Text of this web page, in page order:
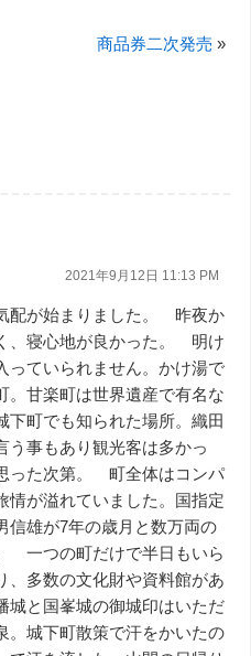
商品券二次発売 »
2021年9月12日 11:13 PM
配が始まりました。 昨夜か
、寝心地が良かった。 明け
っていられません。かけ湯で
甘楽町は世界遺産で有名な
町でも知られた場所。織田
う事もあり観光客は多かっ
った次第。 町全体はコンパ
情が溢れていました。国指定
信雄が7年の歳月と数万両の
一つの町だけで半日もいら
、多数の文化財や資料館があ
と国峯城の御城印はいただ
。城下町散策で汗をかいたの